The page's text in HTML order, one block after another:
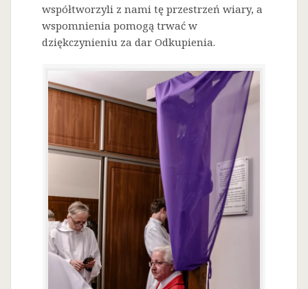
współtworzyli z nami tę przestrzeń wiary, a
wspomnienia pomogą trwać w
dziękczynieniu za dar Odkupienia.